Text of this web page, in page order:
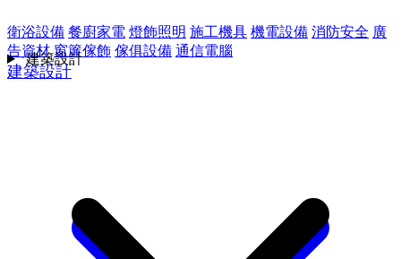
衛浴設備 餐廚家電 燈飾照明 施工機具 機電設備 消防安全 廣
告資材 窗簾傢飾 傢俱設備 通信電腦
建築設計
建築設計